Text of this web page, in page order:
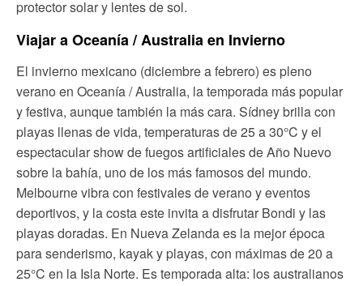
protector solar y lentes de sol.
Viajar a Oceanía / Australia en Invierno
El invierno mexicano (diciembre a febrero) es pleno
verano en Oceanía / Australia, la temporada más popular
y festiva, aunque también la más cara. Sídney brilla con
playas llenas de vida, temperaturas de 25 a 30°C y el
espectacular show de fuegos artificiales de Año Nuevo
sobre la bahía, uno de los más famosos del mundo.
Melbourne vibra con festivales de verano y eventos
deportivos, y la costa este invita a disfrutar Bondi y las
playas doradas. En Nueva Zelanda es la mejor época
para senderismo, kayak y playas, con máximas de 20 a
25°C en la Isla Norte. Es temporada alta: los australianos